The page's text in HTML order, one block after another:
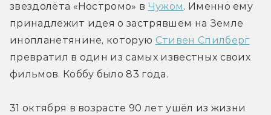
звездолёта «Ностромо» в Чужом. Именно ему
принадлежит идея о застрявшем на Земле
инопланетянине, которую Стивен Спилберг
превратил в один из самых известных своих
фильмов. Коббу было 83 года.
31 октября в возрасте 90 лет ушёл из жизни